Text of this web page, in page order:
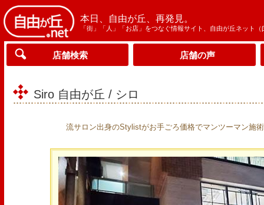
本日、自由が丘、再発見。
「街」「人」「お店」をつなぐ情報サイト、自由が丘ネット（
店舗検索 店舗の声
Siro 自由が丘 / シロ
流サロン出身のStylistがお手ごろ価格でマンツーマン施